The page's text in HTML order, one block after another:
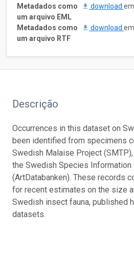
Metadados como
um arquivo EML
download
Metadados como
um arquivo RTF
download
Descrição
Occurrences in this dataset on
been identified from specimens
Swedish Malaise Project
the Swedish Species Information
(ArtDatabanken). These records
for recent estimates on the size
Swedish insect fauna, published
datasets.